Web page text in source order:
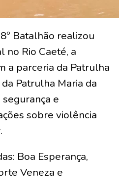
Batalhão realizou
no Rio Caeté, a
a parceria da Patrulha
Patrulha Maria da
e
sobre violência
Boa Esperança,
Veneza e